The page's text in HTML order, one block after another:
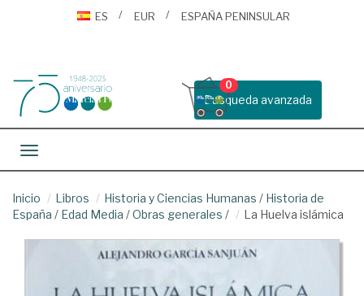
ES
EUR ESPAÑA PENINSULAR
Busqueda avanzada
0
Toggle navigation
Inicio Libros Historia y Ciencias Humanas / Historia de
España / Edad Media /Obras generales / La Huelva islámica